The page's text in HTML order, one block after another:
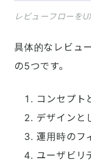
レビューフローを
具体的なレビュ
の5つです。
コンセプト
デザインと
運用時のフ
ユーザビリ